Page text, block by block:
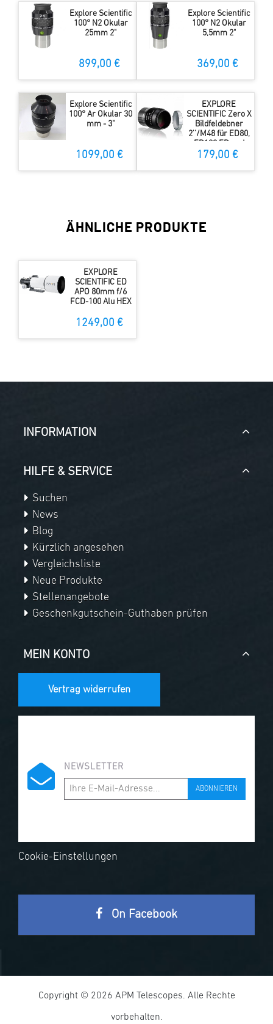
Explore Scientific
100° N2 Okular
25mm 2"
899,00 €
Explore Scientific
100° N2 Okular
5,5mm 2"
369,00 €
Explore Scientific
100° Ar Okular 30
mm - 3"
1099,00 €
EXPLORE
SCIENTIFIC Zero X
Bildfeldebner
2''/M48 für ED80,
ED102 ED und
ED127 APO
179,00 €
ÄHNLICHE PRODUKTE
EXPLORE
SCIENTIFIC ED
APO 80mm f/6
FCD-100 Alu HEX
1249,00 €
INFORMATION
HILFE & SERVICE
Suchen
News
Blog
Kürzlich angesehen
Vergleichsliste
Neue Produkte
Stellenangebote
Geschenkgutschein-Guthaben prüfen
MEIN KONTO
Vertrag widerrufen
NEWSLETTER
ABONNIEREN
Cookie-Einstellungen
On Facebook
Copyright © 2026 APM Telescopes. Alle Rechte
vorbehalten.